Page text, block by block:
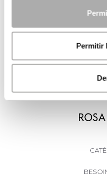
Permitir